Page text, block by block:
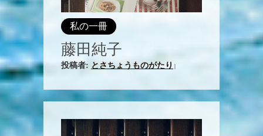
私の一冊
藤田純子
投稿者: とさちょうものがたり